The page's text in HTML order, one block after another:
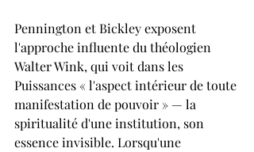
Pennington et Bickley exposent
l'approche influente du théologien
Walter Wink, qui voit dans les
Puissances « l'aspect intérieur de toute
manifestation de pouvoir » — la
spiritualité d'une institution, son
essence invisible. Lorsqu'une